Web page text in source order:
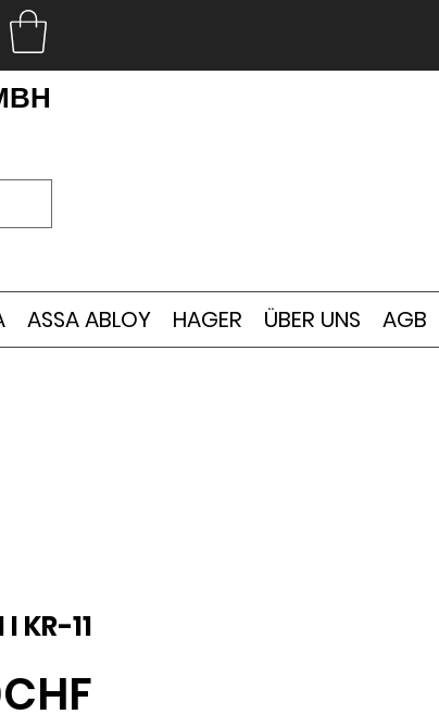
ASSA ABLOY HAGER ÜBER UNS AGB
KR-11
Sale-